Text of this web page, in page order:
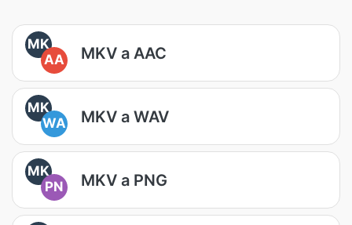
MK
AA
MKV a AAC
MK
WA
MKV a WAV
MK
PN
MKV a PNG